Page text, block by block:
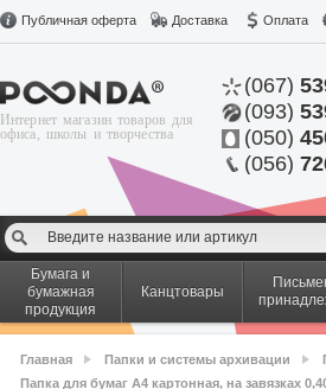
Публичная оферта Доставка Оплата
Интернет магазин товаров для
офиса, школы и творчества
(067)
(093)
(050)
(056)
Бумага и
бумажная
продукция
Канцтовары
Главная Папки и системы архивации
Папка для бумаг A4 картонная, на завязках